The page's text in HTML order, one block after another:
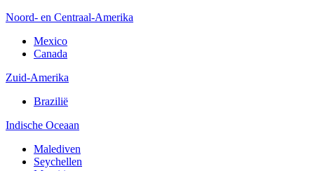
Noord- en Centraal-Amerika
Mexico
Canada
Zuid-Amerika
Brazilië
Indische Oceaan
Malediven
Seychellen